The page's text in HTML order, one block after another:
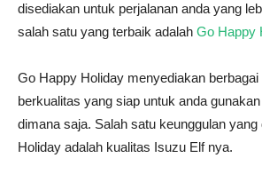
disediakan untuk perjalanan anda yang
salah satu yang terbaik adalah Go Happy
Go Happy Holiday menyediakan
berkualitas yang siap untuk anda
dimana saja. Salah satu keunggulan
Holiday adalah kualitas Isuzu Elf nya.